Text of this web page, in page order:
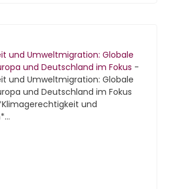
und Umweltmigration: Globale
und Deutschland im Fokus -
und Umweltmigration: Globale
und Deutschland im Fokus
und